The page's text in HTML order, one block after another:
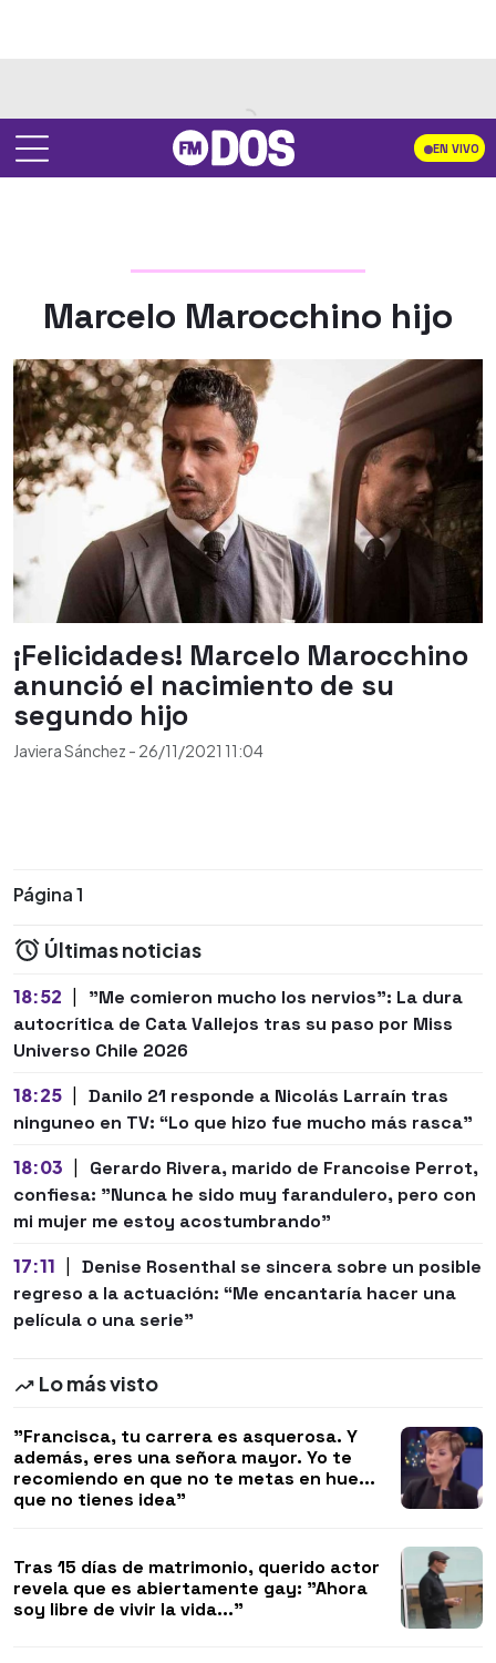
EN VIVO
Marcelo Marocchino hijo
¡Felicidades! Marcelo Marocchino
anunció el nacimiento de su
segundo hijo
Javiera Sánchez - 26/11/2021 11:04
Página 1
Últimas noticias
18:52
"Me comieron mucho los nervios": La dura
autocrítica de Cata Vallejos tras su paso por Miss
Universo Chile 2026
18:25
Danilo 21 responde a Nicolás Larraín tras
ninguneo en TV: “Lo que hizo fue mucho más rasca”
18:03
Gerardo Rivera, marido de Francoise Perrot,
confiesa: "Nunca he sido muy farandulero, pero con
mi mujer me estoy acostumbrando"
17:11
Denise Rosenthal se sincera sobre un posible
regreso a la actuación: “Me encantaría hacer una
película o una serie"
Lo más visto
"Francisca, tu carrera es asquerosa. Y
además, eres una señora mayor. Yo te
recomiendo en que no te metas en hue...
que no tienes idea"
Tras 15 días de matrimonio, querido actor
revela que es abiertamente gay: "Ahora
soy libre de vivir la vida..."